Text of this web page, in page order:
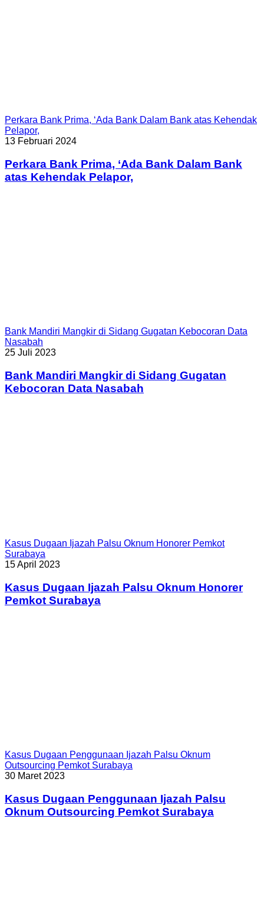
Perkara Bank Prima, ‘Ada Bank Dalam Bank atas Kehendak
Pelapor,
13 Februari 2024
Perkara Bank Prima, ‘Ada Bank Dalam Bank
atas Kehendak Pelapor,
Bank Mandiri Mangkir di Sidang Gugatan Kebocoran Data
Nasabah
25 Juli 2023
Bank Mandiri Mangkir di Sidang Gugatan
Kebocoran Data Nasabah
Kasus Dugaan Ijazah Palsu Oknum Honorer Pemkot
Surabaya
15 April 2023
Kasus Dugaan Ijazah Palsu Oknum Honorer
Pemkot Surabaya
Kasus Dugaan Penggunaan Ijazah Palsu Oknum
Outsourcing Pemkot Surabaya
30 Maret 2023
Kasus Dugaan Penggunaan Ijazah Palsu
Oknum Outsourcing Pemkot Surabaya